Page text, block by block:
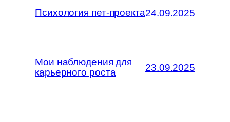
Психология пет-проекта24.09.2025
Мои наблюдения для
карьерного роста
23.09.2025